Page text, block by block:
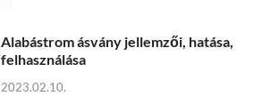
Alabástrom ásvány jellemzői, hatása,
felhasználása
2023.02.10.